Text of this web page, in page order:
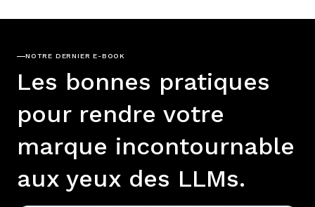
NOTRE DERNIER E-BOOK
Les bonnes pratiques
pour rendre votre
marque incontournable
aux yeux des LLMs.